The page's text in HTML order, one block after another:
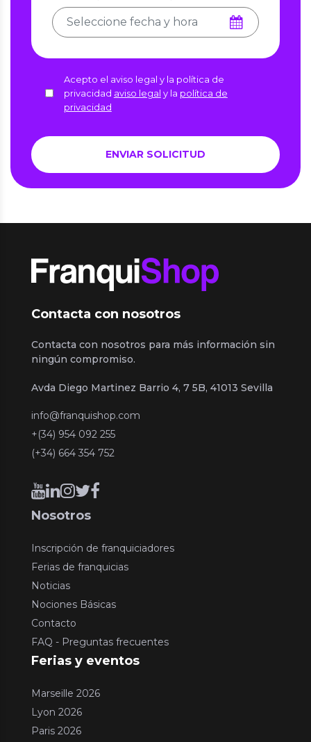
Acepto el aviso legal y la política de
privacidad aviso legal y la política de
privacidad
Contacta con nosotros
Contacta con nosotros para más información sin
ningún compromiso.
Avda Diego Martinez Barrio 4, 7 5B, 41013 Sevilla
info@franquishop.com
+(34) 954 092 255
(+34) 664 354 752
Nosotros
Inscripción de franquiciadores
Ferias de franquicias
Noticias
Nociones Básicas
Contacto
FAQ - Preguntas frecuentes
Ferias y eventos
Marseille 2026
Lyon 2026
Paris 2026